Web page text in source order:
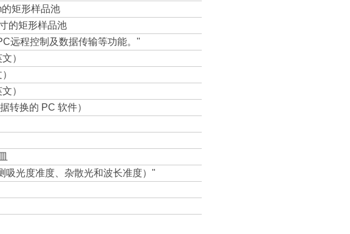
矩形样品池
的矩形样品池
远程控制及数据传输等功能。"
）
）
转换的 PC 软件）
吸光度准度、杂散光和波长准度）"